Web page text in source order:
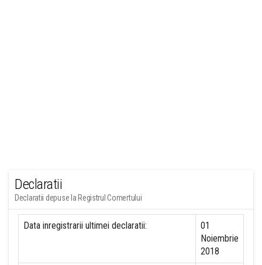
Declaratii
Declaratii depuse la Registrul Comertului
Data inregistrarii ultimei declaratii:
01
Noiembrie
2018